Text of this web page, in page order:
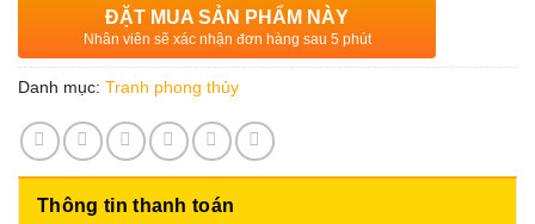
ĐẶT MUA SẢN PHẨM NÀY
Nhân viên sẽ xác nhận đơn hàng sau 5 phút
Danh mục: Tranh phong thủy
Thông tin thanh toán